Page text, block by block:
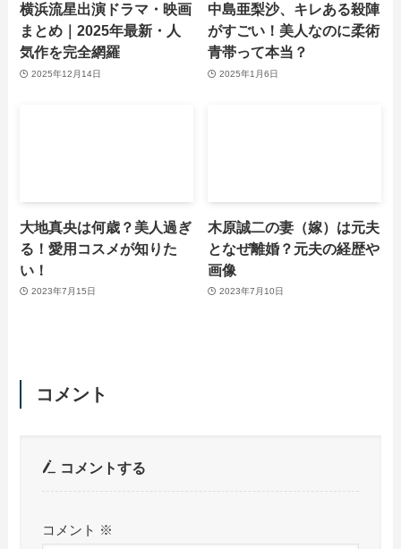
横浜流星出演ドラマ・映画
まとめ｜2025年最新・人
気作を完全網羅
2025年12月14日
中島亜梨沙、キレある殺陣
がすごい！美人なのに柔術
青帯って本当？
2025年1月6日
大地真央は何歳？美人過ぎ
る！愛用コスメが知りた
い！
2023年7月15日
木原誠二の妻（嫁）は元夫
となぜ離婚？元夫の経歴や
画像
2023年7月10日
コメント
コメントする
コメント ※